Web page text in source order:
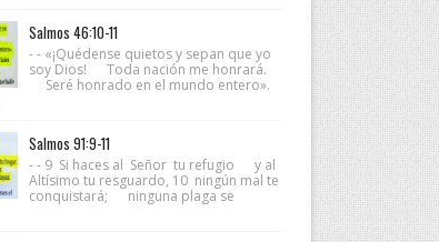
Salmos 46:10-11
- - «¡Quédense quietos y sepan que yo
soy Dios! Toda nación me honrará.
Seré honrado en el mundo entero».
Salmos 91:9-11
- - 9 Si haces al Señor tu refugio y al
Altísimo tu resguardo, 10 ningún mal te
conquistará; ninguna plaga se